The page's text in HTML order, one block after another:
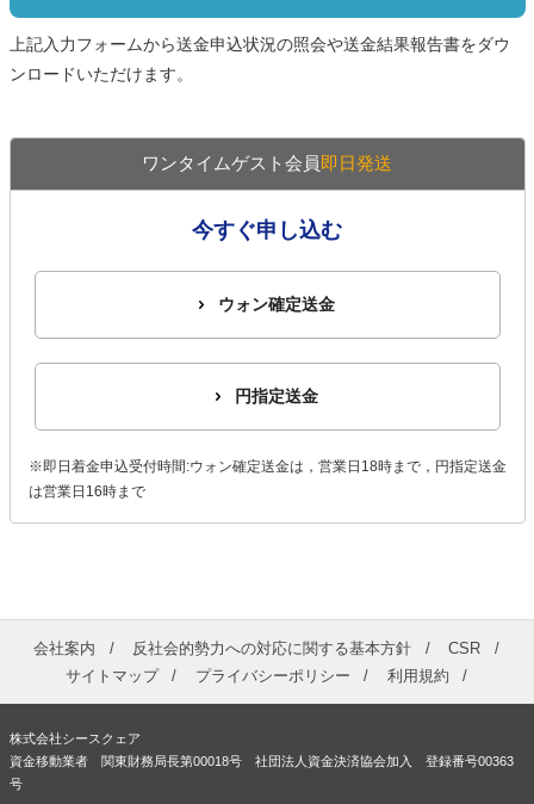
上記入力フォームから送金申込状況の照会や送金結果報告書をダウ
ンロードいただけます。
ワンタイムゲスト会員即日発送
今すぐ申し込む
ウォン確定送金
円指定送金
※即日着金申込受付時間:ウォン確定送金は，営業日18時まで，円指定送金
は営業日16時まで
会社案内 反社会的勢力への対応に関する基本方針
CSR
サイトマップ
プライバシーポリシー 利用規約
株式会社シースクェア
資金移動業者 関東財務局長第00018号 社団法人資金決済協会加入 登録番号00363
号